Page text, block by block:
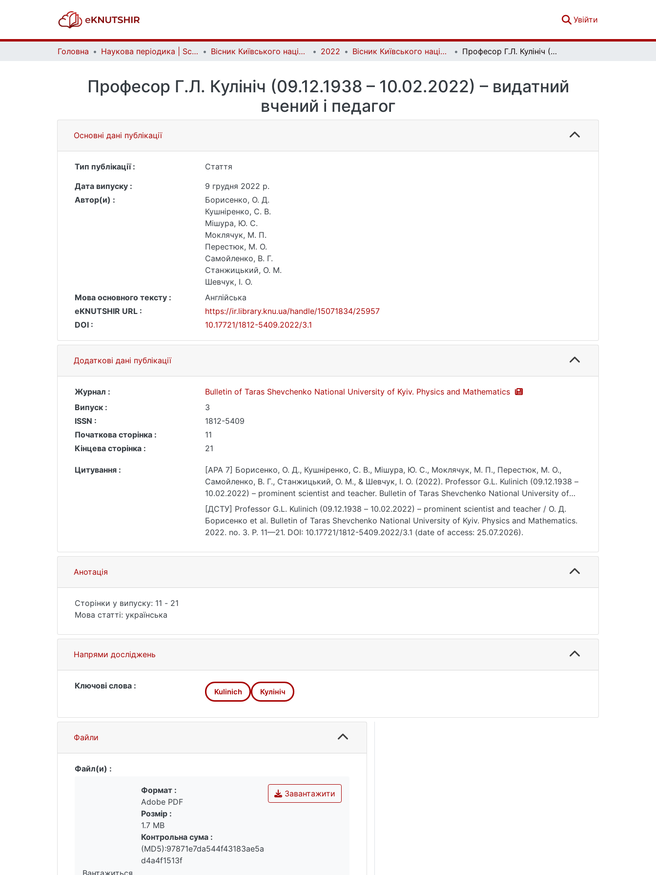
Увійти
Головна Наукова періодика | Scientific periodicals Вісник Київського національного університету імені Тараса Шевченка. Фізико-математичні науки | Bulletin of Taras Shevchenko National University of Kyiv. Series: Physics and Mathematics 2022 Вісник Київського національного університету імені Тараса Шевченка. Фізико-математичні науки. № 3 Професор Г.Л. Кулініч (09.12.1938 – 10.02.2022) – видатний вчений і педагог
Професор Г.Л. Кулініч (09.12.1938 – 10.02.2022) – видатний
вчений і педагог
Основні дані публікації
Тип публікації :
Стаття
Дата випуску :
9 грудня 2022 р.
Автор(и) :
Борисенко, О. Д.
Кушнiренко, С. В.
Мiшура, Ю. С.
Моклячук, М. П.
Перестюк, М. О.
Самойленко, В. Г.
Станжицький, О. М.
Шевчук, І. О.
Мова основного тексту :
Англійська
eKNUTSHIR URL :
https://ir.library.knu.ua/handle/15071834/25957
DOI :
10.17721/1812-5409.2022/3.1
Додаткові дані публікації
Журнал :
Bulletin of Taras Shevchenko National University of Kyiv. Physics and Mathematics
Випуск :
3
ISSN :
1812-5409
Початкова сторінка :
11
Кінцева сторінка :
21
Цитування :
[APA 7] Борисенко, О. Д., Кушнiренко, С. В., Мiшура, Ю. С., Моклячук, М. П., Перестюк, М. О.,
Самойленко, В. Г., Станжицький, О. М., & Шевчук, І. О. (2022). Professor G.L. Kulinich (09.12.1938 –
10.02.2022) – prominent scientist and teacher. Bulletin of Taras Shevchenko National University of
Kyiv. Physics and Mathematics, (3), 11–21. https://doi.org/10.17721/1812-5409.2022/3.1
[ДСТУ] Professor G.L. Kulinich (09.12.1938 – 10.02.2022) – prominent scientist and teacher / О. Д.
Борисенко et al. Bulletin of Taras Shevchenko National University of Kyiv. Physics and Mathematics.
2022. no. 3. P. 11—21. DOI: 10.17721/1812-5409.2022/3.1 (date of access: 25.07.2026).
Анотація
Сторінки у випуску: 11 - 21
Мова статті: українська
Напрями досліджень
Ключові слова :
Kulinich Кулініч
Файли
Файл(и) :
Вантажиться...
Завантажити
Формат :
Adobe PDF
Розмір :
1.7 MB
Контрольна сума :
(MD5):97871e7da544f43183ae5a
d4a4f1513f